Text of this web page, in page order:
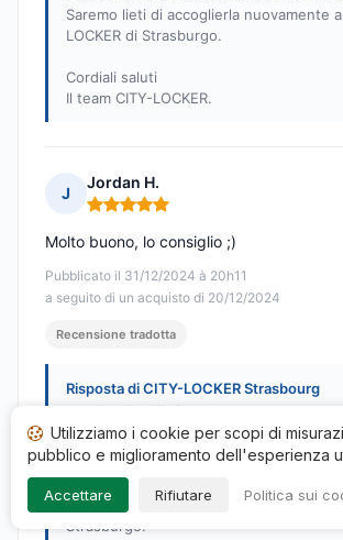
Saremo lieti di accoglierla nuovamente
LOCKER di Strasburgo.
Cordiali saluti
Il team CITY-LOCKER.
J
Jordan H.
Nota: 5 su 5
Pubblicato il 31/12/2024 à 20h11
a seguito di un acquisto di 20/12/2024
Molto buono, lo consiglio ;)
Recensione tradotta
Risposta di CITY-LOCKER Strasbourg
Pubblicata il 06/02/2025
Grazie mille, Jordan, per la tua
la tua raccomandazione! Siamo lieti che
soddisfatto del nostro servizio. Saremo
accogliervi nuovamente al CITY-
Strasburgo!
Utilizziamo i cookie per scopi di
pubblico e miglioramento dell'esperienza
Accettare Rifiutare Politica sui